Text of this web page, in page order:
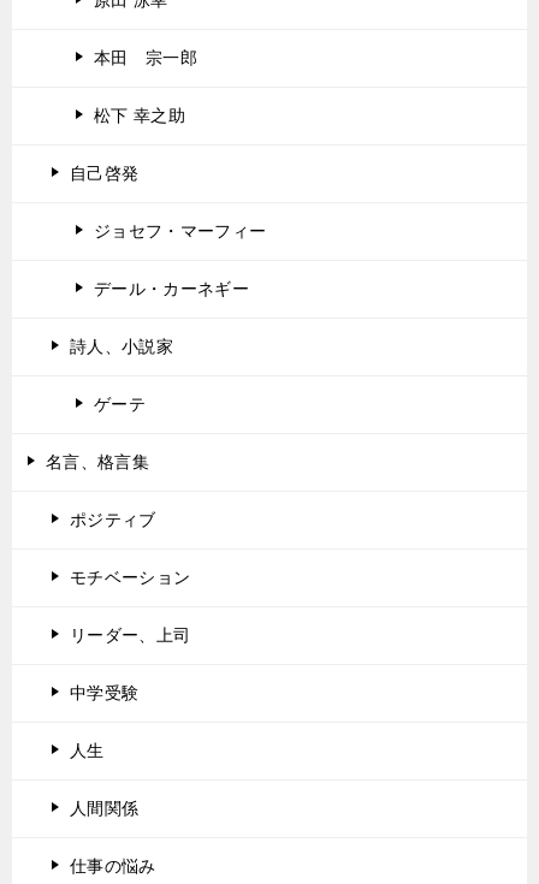
本田 宗一郎
松下 幸之助
自己啓発
ジョセフ・マーフィー
デール・カーネギー
詩人、小説家
ゲーテ
名言、格言集
ポジティブ
モチベーション
リーダー、上司
中学受験
人生
人間関係
仕事の悩み